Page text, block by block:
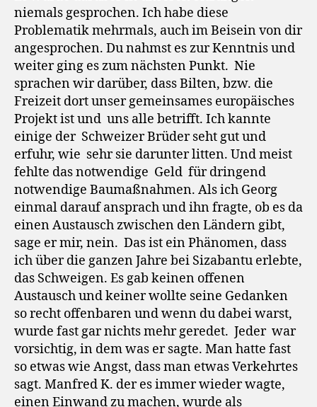
niemals gesprochen. Ich habe diese
Problematik mehrmals, auch im Beisein von dir
angesprochen. Du nahmst es zur Kenntnis und
weiter ging es zum nächsten Punkt. Nie
sprachen wir darüber, dass Bilten, bzw. die
Freizeit dort unser gemeinsames europäisches
Projekt ist und uns alle betrifft. Ich kannte
einige der Schweizer Brüder seht gut und
erfuhr, wie sehr sie darunter litten. Und meist
fehlte das notwendige Geld für dringend
notwendige Baumaßnahmen. Als ich Georg
einmal darauf ansprach und ihn fragte, ob es da
einen Austausch zwischen den Ländern gibt,
sage er mir, nein. Das ist ein Phänomen, dass
ich über die ganzen Jahre bei Sizabantu erlebte,
das Schweigen. Es gab keinen offenen
Austausch und keiner wollte seine Gedanken
so recht offenbaren und wenn du dabei warst,
wurde fast gar nichts mehr geredet. Jeder war
vorsichtig, in dem was er sagte. Man hatte fast
so etwas wie Angst, dass man etwas Verkehrtes
sagt. Manfred K. der es immer wieder wagte,
einen Einwand zu machen, wurde als